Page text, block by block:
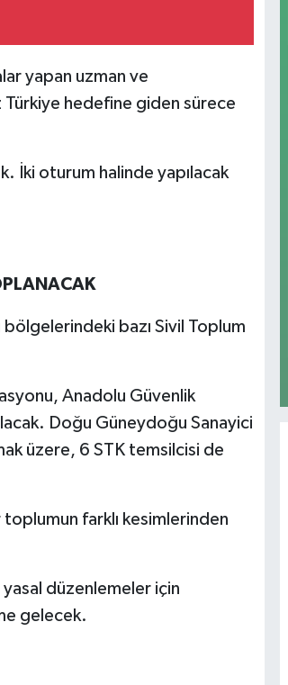
yapan uzman ve
hedefine giden sürece
İki oturum halinde yapılacak
bazı Sivil Toplum
Anadolu Güvenlik
Doğu Güneydoğu Sanayici
üzere, 6 STK temsilcisi de
farklı kesimlerinden
yasal düzenlemeler için
gelecek.